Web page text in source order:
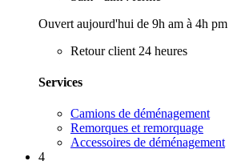
Ouvert aujourd'hui de 9h am à 4h pm
Retour client 24 heures
Services
Camions de déménagement
Remorques et remorquage
Accessoires de déménagement
4